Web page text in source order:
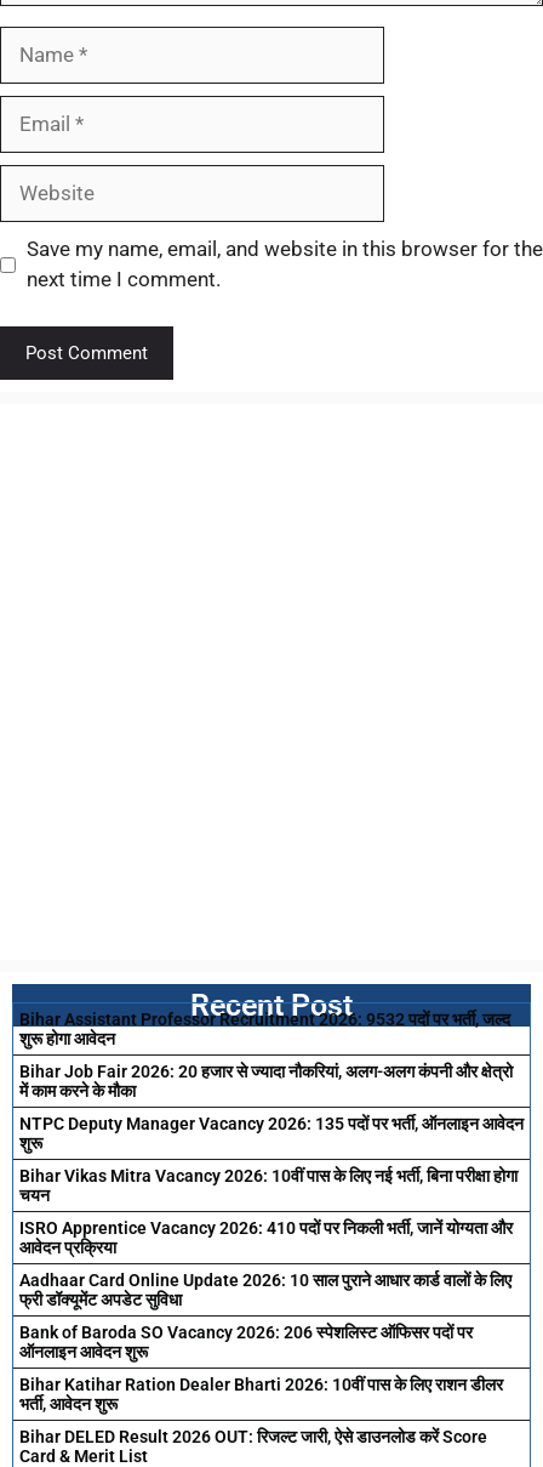
Save my name, email, and website in this browser for the
next time I comment.
Recent Post
Bihar Assistant Professor Recruitment 2026: 9532 पदों पर भर्ती, जल्द
शुरू होगा आवेदन
Bihar Job Fair 2026: 20 हजार से ज्यादा नौकरियां, अलग-अलग कंपनी और क्षेत्रो
में काम करने के मौका
NTPC Deputy Manager Vacancy 2026: 135 पदों पर भर्ती, ऑनलाइन आवेदन
शुरू
Bihar Vikas Mitra Vacancy 2026: 10वीं पास के लिए नई भर्ती, बिना परीक्षा होगा
चयन
ISRO Apprentice Vacancy 2026: 410 पदों पर निकली भर्ती, जानें योग्यता और
आवेदन प्रक्रिया
Aadhaar Card Online Update 2026: 10 साल पुराने आधार कार्ड वालों के लिए
फ्री डॉक्यूमेंट अपडेट सुविधा
Bank of Baroda SO Vacancy 2026: 206 स्पेशलिस्ट ऑफिसर पदों पर
ऑनलाइन आवेदन शुरू
Bihar Katihar Ration Dealer Bharti 2026: 10वीं पास के लिए राशन डीलर
भर्ती, आवेदन शुरू
Bihar DELED Result 2026 OUT: रिजल्ट जारी, ऐसे डाउनलोड करें Score
Card & Merit List